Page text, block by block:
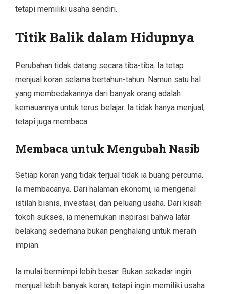
tetapi memiliki usaha sendiri.
Titik Balik dalam Hidupnya
Perubahan tidak datang secara tiba-tiba. Ia tetap
menjual koran selama bertahun-tahun. Namun satu hal
yang membedakannya dari banyak orang adalah
kemauannya untuk terus belajar. Ia tidak hanya menjual,
tetapi juga membaca.
Membaca untuk Mengubah Nasib
Setiap koran yang tidak terjual tidak ia buang percuma.
Ia membacanya. Dari halaman ekonomi, ia mengenal
istilah bisnis, investasi, dan peluang usaha. Dari kisah
tokoh sukses, ia menemukan inspirasi bahwa latar
belakang sederhana bukan penghalang untuk meraih
impian.
Ia mulai bermimpi lebih besar. Bukan sekadar ingin
menjual lebih banyak koran, tetapi ingin memiliki usaha